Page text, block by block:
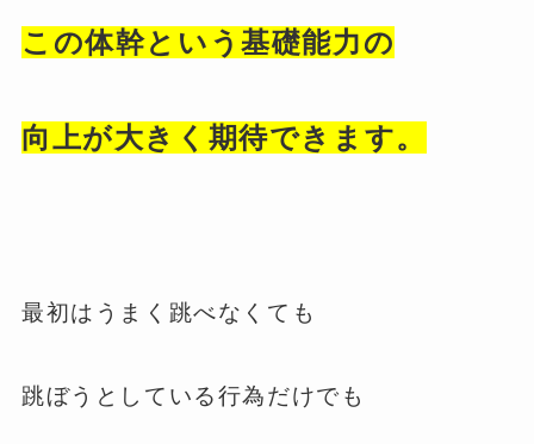
この体幹という基礎能力の
向上が大きく期待できます。
最初はうまく跳べなくても
跳ぼうとしている行為だけでも